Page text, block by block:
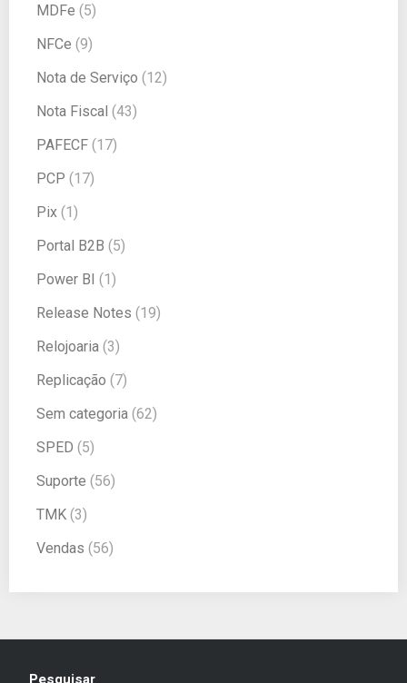
MDFe (5)
NFCe (9)
Nota de Serviço (12)
Nota Fiscal (43)
PAFECF (17)
PCP (17)
Pix (1)
Portal B2B (5)
Power BI (1)
Release Notes (19)
Relojoaria (3)
Replicação (7)
Sem categoria (62)
SPED (5)
Suporte (56)
TMK (3)
Vendas (56)
Pesquisar